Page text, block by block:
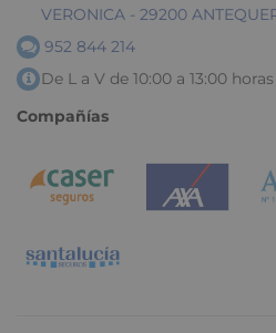
VERONICA - 29200
952 844 214
De L a V de 10:00 a 13:00
Compañías